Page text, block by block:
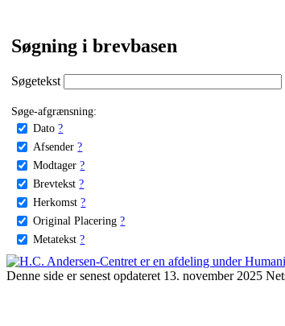
Søgning i brevbasen
Søgetekst
Søge-afgrænsning:
Dato ?
Afsender ?
Modtager ?
Brevtekst ?
Herkomst ?
Original Placering ?
Metatekst ?
Denne side er senest opdateret 13. november 2025